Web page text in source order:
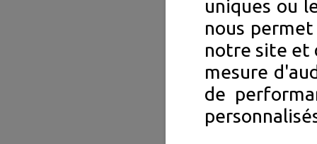
uniques ou
nous
notre site et
mesure
de